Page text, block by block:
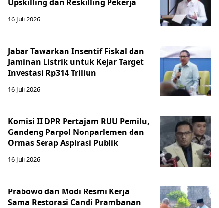
Upskilling dan Reskilling Pekerja
16 Juli 2026
Jabar Tawarkan Insentif Fiskal dan
Jaminan Listrik untuk Kejar Target
Investasi Rp314 Triliun
16 Juli 2026
Komisi II DPR Pertajam RUU Pemilu,
Gandeng Parpol Nonparlemen dan
Ormas Serap Aspirasi Publik
16 Juli 2026
Prabowo dan Modi Resmi Kerja
Sama Restorasi Candi Prambanan